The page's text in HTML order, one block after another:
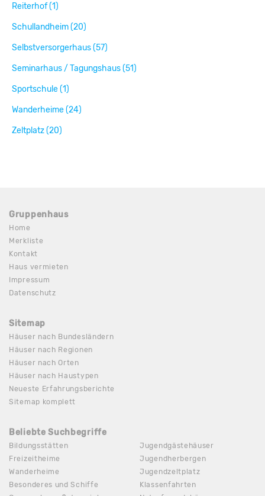
Reiterhof (1)
Schullandheim (20)
Selbstversorgerhaus (57)
Seminarhaus / Tagungshaus (51)
Sportschule (1)
Wanderheime (24)
Zeltplatz (20)
Gruppenhaus
Home
Merkliste
Kontakt
Haus vermieten
Impressum
Datenschutz
Sitemap
Häuser nach Bundesländern
Häuser nach Regionen
Häuser nach Orten
Häuser nach Haustypen
Neueste Erfahrungsberichte
Sitemap komplett
Beliebte Suchbegriffe
Bildungsstätten
Freizeitheime
Wanderheime
Besonderes und Schiffe
Jugendgästehäuser
Jugendherbergen
Jugendzeltplatz
Klassenfahrten